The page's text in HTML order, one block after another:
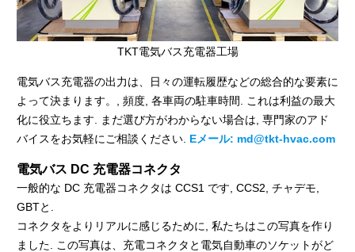
TKT電気バス充電器工場
電気バス充電器の出力は、日々の運転履歴などの総合的な要素に
よって決まります。, 頻度, 各車両の駐車時間. これは利益の最大
化に役立ちます. まだ選び方がわからない場合は, 専門家のアド
バイスをお気軽にご相談ください. Eメール: md@tkt-hvac.com
電気バス DC 充電器コネクタ
一般的な DC 充電器コネクタは CCS1 です, CCS2, チャデモ,
GBTと.
コネクタをよりリアルに感じるために, 私たちはこの写真を作り
ました. この写真は、充電コネクタと電気自動車のソケットがど